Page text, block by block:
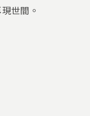
世間。